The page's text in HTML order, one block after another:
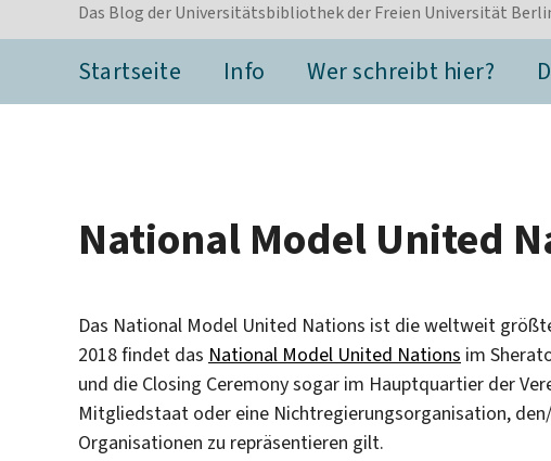
Das Blog der Universitätsbibliothek der Freien Universität
Startseite Info Wer schreibt hier?
National Model United
Das National Model United Nations ist die weltweit
2018 findet das National Model United Nations im
und die Closing Ceremony sogar im Hauptquartier der
Mitgliedstaat oder eine Nichtregierungsorganisation,
Organisationen zu repräsentieren gilt.